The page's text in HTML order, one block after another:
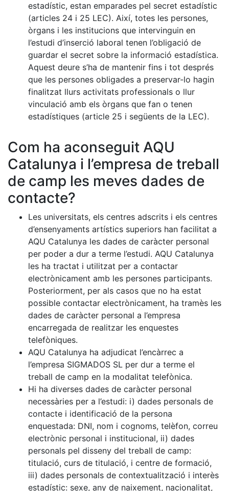
estadístic, estan emparades pel secret estadístic
(articles 24 i 25 LEC). Així, totes les persones,
òrgans i les institucions que intervinguin en
l’estudi d’inserció laboral tenen l’obligació de
guardar el secret sobre la informació estadística.
Aquest deure s’ha de mantenir fins i tot després
que les persones obligades a preservar-lo hagin
finalitzat llurs activitats professionals o llur
vinculació amb els òrgans que fan o tenen
estadístiques (article 25 i següents de la LEC).
Com ha aconseguit AQU
Catalunya i l’empresa de treball
de camp les meves dades de
contacte?
Les universitats, els centres adscrits i els centres
d’ensenyaments artístics superiors han facilitat a
AQU Catalunya les dades de caràcter personal
per poder a dur a terme l’estudi. AQU Catalunya
les ha tractat i utilitzat per a contactar
electrònicament amb les persones participants.
Posteriorment, per als casos que no ha estat
possible contactar electrònicament, ha tramès les
dades de caràcter personal a l’empresa
encarregada de realitzar les enquestes
telefòniques.
AQU Catalunya ha adjudicat l’encàrrec a
l’empresa SIGMADOS SL per dur a terme el
treball de camp en la modalitat telefònica.
Hi ha diverses dades de caràcter personal
necessàries per a l’estudi: i) dades personals de
contacte i identificació de la persona
enquestada: DNI, nom i cognoms, telèfon, correu
electrònic personal i institucional, ii) dades
personals pel disseny del treball de camp:
titulació, curs de titulació, i centre de formació,
iii) dades personals de contextualització i interès
estadístic: sexe, any de naixement, nacionalitat,